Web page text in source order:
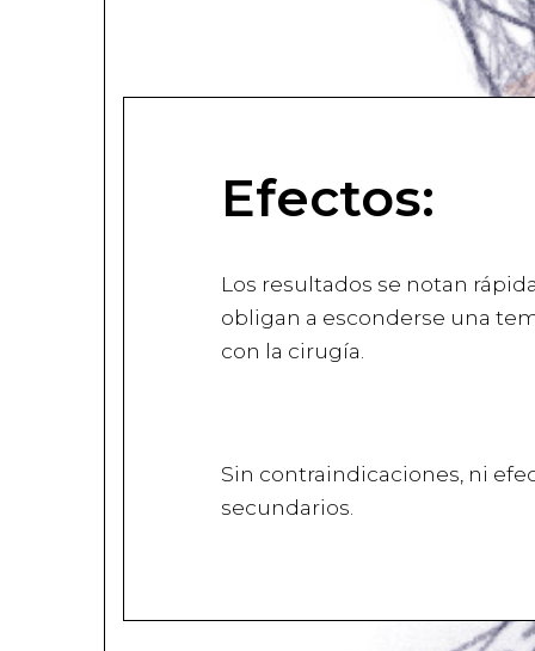
Efectos:
Los resultados se notan
obligan a esconderse una
con la cirugía.
Sin contraindicaciones, ni
secundarios.